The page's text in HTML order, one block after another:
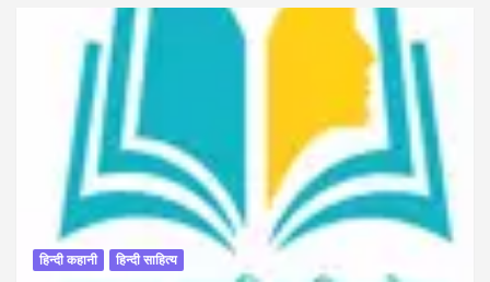
हिन्दी कहानी हिन्दी साहित्य